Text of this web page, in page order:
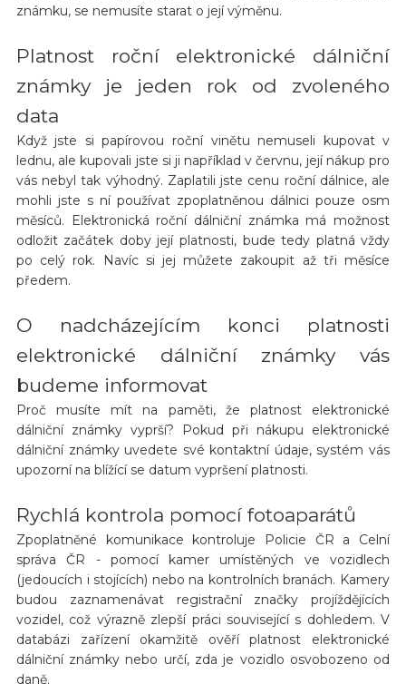
známku, se nemusíte starat o její výměnu.
Platnost roční elektronické dálniční
známky je jeden rok od zvoleného
data
Když jste si papírovou roční vinětu nemuseli kupovat v
lednu, ale kupovali jste si ji například v červnu, její nákup pro
vás nebyl tak výhodný. Zaplatili jste cenu roční dálnice, ale
mohli jste s ní používat zpoplatněnou dálnici pouze osm
měsíců. Elektronická roční dálniční známka má možnost
odložit začátek doby její platnosti, bude tedy platná vždy
po celý rok. Navíc si jej můžete zakoupit až tři měsíce
předem.
O nadcházejícím konci platnosti
elektronické dálniční známky vás
budeme informovat
Proč musíte mít na paměti, že platnost elektronické
dálniční známky vyprší? Pokud při nákupu elektronické
dálniční známky uvedete své kontaktní údaje, systém vás
upozorní na blížící se datum vypršení platnosti.
Rychlá kontrola pomocí fotoaparátů
Zpoplatněné komunikace kontroluje Policie ČR a Celní
správa ČR - pomocí kamer umístěných ve vozidlech
(jedoucích i stojících) nebo na kontrolních branách. Kamery
budou zaznamenávat registrační značky projíždějících
vozidel, což výrazně zlepší práci související s dohledem. V
databázi zařízení okamžitě ověří platnost elektronické
dálniční známky nebo určí, zda je vozidlo osvobozeno od
daně.